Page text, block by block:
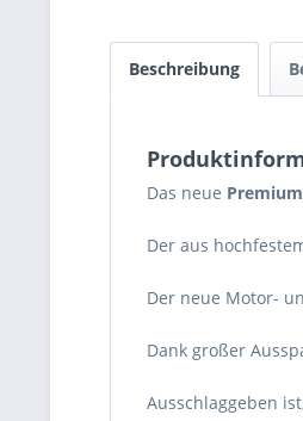
Beschreibung
Das neue Premium
Der aus
Der neue Motor-
Dank großer
Ausschlaggeben